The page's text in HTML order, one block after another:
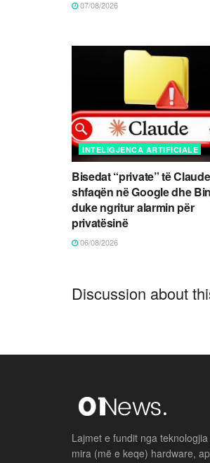
07/08/2026
INTELIGJENCA ARTIFICIALE
Bisedat “private” të
shfaqën në Google dhe
duke ngritur alarmin për
privatësinë
06/08/2026
Discussion about
Lajmet e fundit nga
mira (më e keqe) hardware,